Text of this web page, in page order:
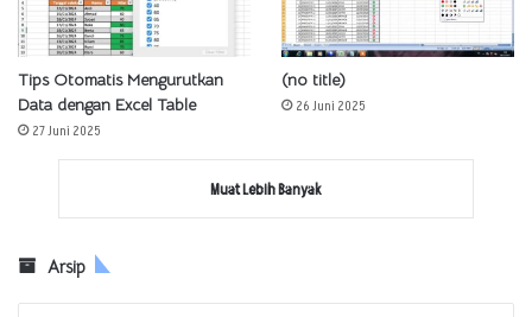
Tips Otomatis Mengurutkan
Data dengan Excel Table
27 Juni 2025
(no title)
26 Juni 2025
Muat Lebih Banyak
Arsip